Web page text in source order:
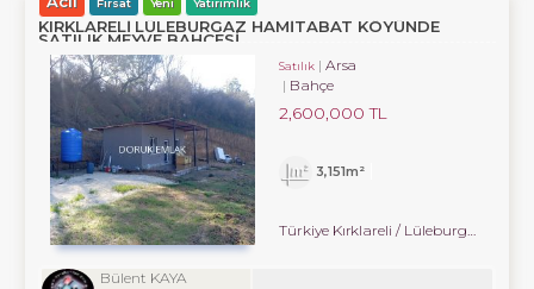
Fırsat Yeni Yatırımlık
KIRKLARELİ LÜLEBURGAZ HAMİTABAT KÖYÜNDE
SATILIK MEYVE BAHÇESİ
Satılık
Arsa
Bahçe
2,600,000 TL
3,151m²
Bülent KAYA